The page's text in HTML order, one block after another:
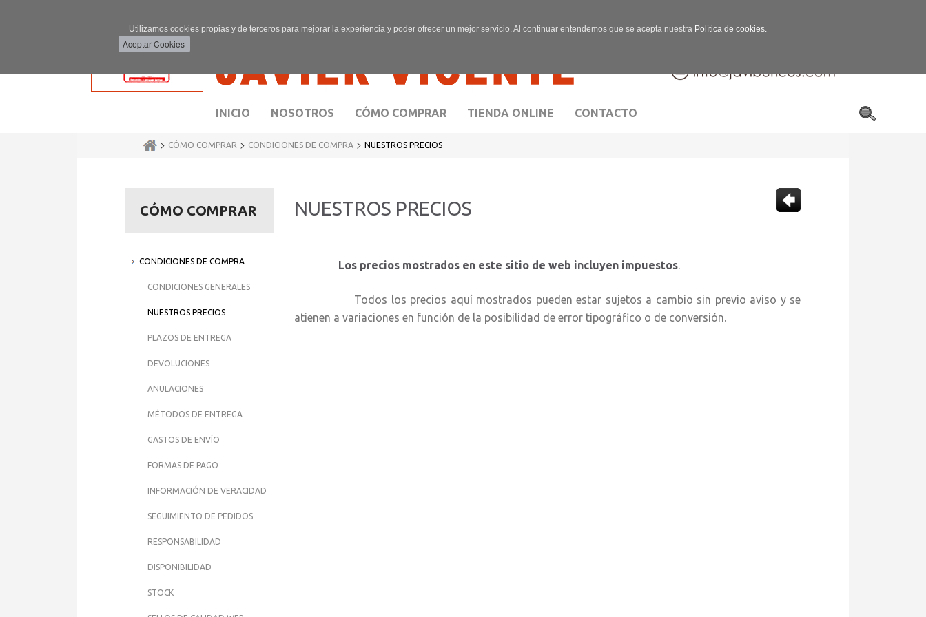
Utilizamos cookies propias y de terceros para mejorar la experiencia y poder ofrecer un mejor servicio. Al continuar entendemos que se acepta nuestra Política de cookies.
INICIO NOSOTROS CÓMO COMPRAR TIENDA ONLINE CONTACTO
> CÓMO COMPRAR > CONDICIONES DE COMPRA > NUESTROS PRECIOS
NUESTROS PRECIOS
Los precios mostrados en este sitio de web incluyen impuestos.
Todos los precios aquí mostrados pueden estar sujetos a cambio sin previo aviso y se
atienen a variaciones en función de la posibilidad de error tipográfico o de conversión.
CÓMO COMPRAR
CONDICIONES DE COMPRA
CONDICIONES GENERALES
NUESTROS PRECIOS
PLAZOS DE ENTREGA
DEVOLUCIONES
ANULACIONES
MÉTODOS DE ENTREGA
GASTOS DE ENVÍO
FORMAS DE PAGO
INFORMACIÓN DE VERACIDAD
SEGUIMIENTO DE PEDIDOS
RESPONSABILIDAD
DISPONIBILIDAD
STOCK